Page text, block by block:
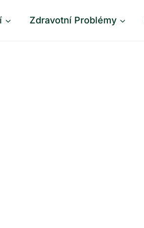
Zdravotní Problémy